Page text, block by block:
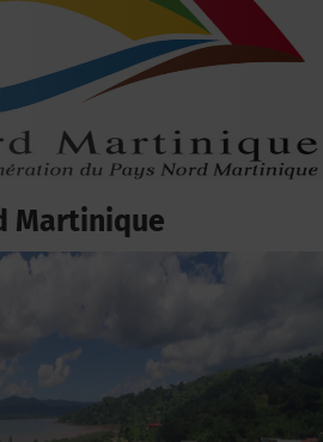
Martinique